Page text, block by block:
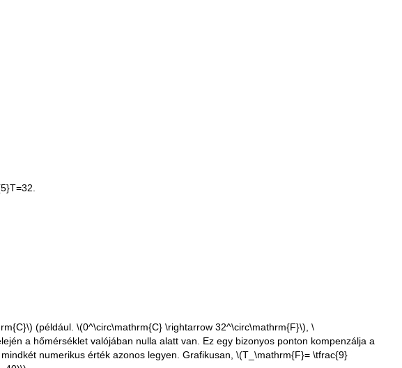
(például. \(0^\circ\mathrm{C} \rightarrow 32^\circ\mathrm{F}\), \
a hőmérséklet valójában nulla alatt van. Ez egy bizonyos ponton kompenzálja a
numerikus érték azonos legyen. Grafikusan, \(T_\mathrm{F}= \tfrac{9}